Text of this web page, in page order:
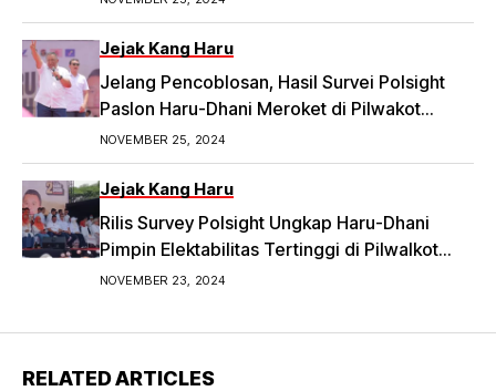
Jejak Kang Haru
Jelang Pencoblosan, Hasil Survei Polsight
Paslon Haru-Dhani Meroket di Pilwakot
Bandung
NOVEMBER 25, 2024
Jejak Kang Haru
Rilis Survey Polsight Ungkap Haru-Dhani
Pimpin Elektabilitas Tertinggi di Pilwalkot
Bandung 2024
NOVEMBER 23, 2024
RELATED ARTICLES